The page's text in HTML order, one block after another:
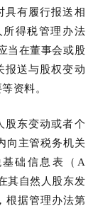
具有履行报送相
得税管理办法
当在董事会或股
报送与股权变动
资料。
股东变动或者个
向主管税务机关
础信息表（A
其自然人股东发
根据管理办法第